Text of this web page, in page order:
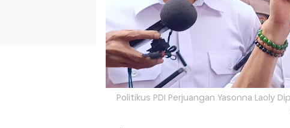
Politikus PDI Perjuangan Yasonna Laoly